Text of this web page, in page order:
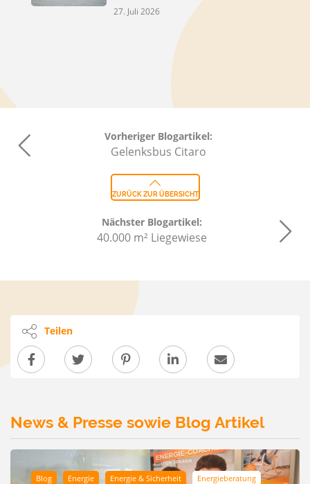
27. Juli 2026
Vorheriger Blogartikel:
Gelenksbus Citaro
ZURÜCK ZUR ÜBERSICHT
Nächster Blogartikel:
40.000 m² Liegewiese
Teilen
News & Presse sowie Blog Artikel
Blog Energie Energie & Sicherheit Energieberatung